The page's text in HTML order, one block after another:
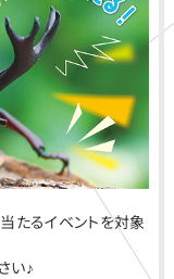
たるイベントを対象
い♪